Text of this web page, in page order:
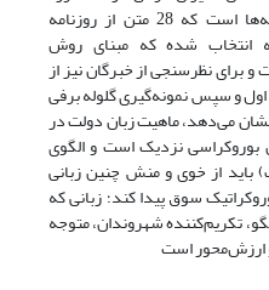
ده‌ساله انقلاب اسلامی در روزنامه‌ها است که 28 متن از روزنامه
انتخاب شده که مبنای روش
برای نظرسنجی از خبرگان نیز از
و سپس نمونه‌گیری گلوله برفی
می‌دهد، ماهیت زبان دولت در
نزدیک است و الگوی
باید از خوی و منش چنین زبانی
سوق پیدا کند؛ زبانی که
تکریم‌کننده شهروندان، متوجه
ارزش‌محور است